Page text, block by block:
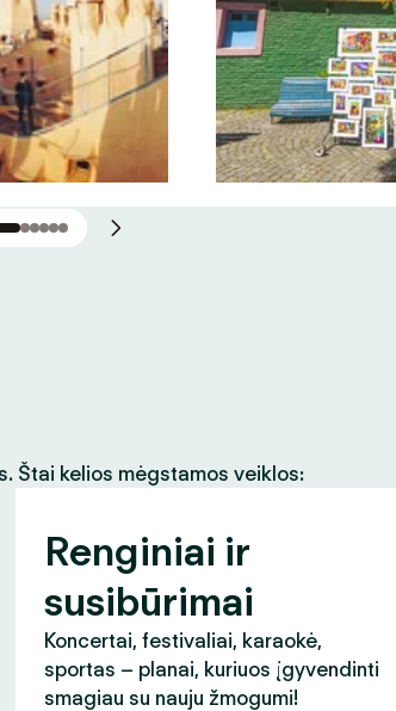
Štai kelios mėgstamos veiklos:
Renginiai ir
susibūrimai
Koncertai, festivaliai, karaokė,
sportas – planai, kuriuos įgyvendinti
smagiau su nauju žmogumi!